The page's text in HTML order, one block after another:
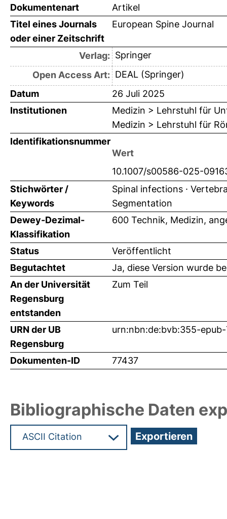
Dokumentenart
Artikel
Titel eines Journals
oder einer Zeitschrift
European Spine Journal
Verlag: Springer
Open Access Art: DEAL (Springer)
Datum
26 Juli 2025
Institutionen
Medizin > Lehrstuhl für
Medizin > Lehrstuhl für
Identifikationsnummer
Wert
10.1007/s00586-025-
Stichwörter /
Keywords
Spinal infections ·
Segmentation
Dewey-Dezimal-
Klassifikation
600 Technik, Medizin,
Status
Veröffentlicht
Begutachtet
Ja, diese Version wurde
An der Universität
Regensburg
entstanden
Zum Teil
URN der UB
Regensburg
urn:nbn:de:bvb:355-
Dokumenten-ID 77437
Bibliographische Daten